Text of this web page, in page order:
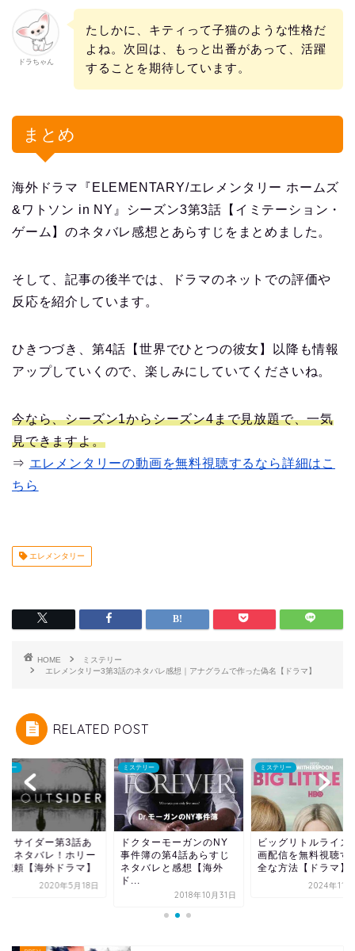
ドラちゃん
たしかに、キティって子猫のような性格だ
よね。次回は、もっと出番があって、活躍
することを期待しています。
まとめ
海外ドラマ『ELEMENTARY/エレメンタリー ホームズ
&ワトソン in NY』シーズン3第3話【イミテーション・
ゲーム】のネタバレ感想とあらすじをまとめました。
そして、記事の後半では、ドラマのネットでの評価や
反応を紹介しています。
ひきつづき、第4話【世界でひとつの彼女】以降も情報
アップしていくので、楽しみにしていてくださいね。
今なら、シーズン1からシーズン4まで見放題で、一気
見できますよ。
⇒ エレメンタリーの動画を無料視聴するなら詳細はこ
ちら
エレメンタリー
HOME
ミステリー
エレメンタリー3第3話のネタバレ感想｜アナグラムで作った偽名【ドラマ】
RELATED POST
リー
トサイダー第3話あ
じネタバレ！ホリー
依頼【海外ドラマ】
2020年5月18日
ミステリー
ドクターモーガンのNY
事件簿の第4話あらすじ
ネタバレと感想【海外
ド...
2018年10月31日
ミステリー
ビッグリトルライズ
画配信を無料視聴す
全な方法【ドラマ】
2024年11